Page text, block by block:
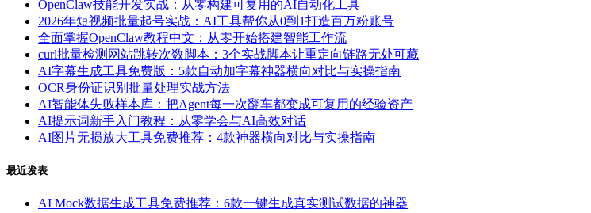
OpenClaw技能开发实战：从零构建可复用的AI自动化工具
2026年短视频批量起号实战：AI工具帮你从0到1打造百万粉账号
全面掌握OpenClaw教程中文：从零开始搭建智能工作流
curl批量检测网站跳转次数脚本：3个实战脚本让重定向链路无处可藏
AI字幕生成工具免费版：5款自动加字幕神器横向对比与实操指南
OCR身份证识别批量处理实战方法
AI智能体失败样本库：把Agent每一次翻车都变成可复用的经验资产
AI提示词新手入门教程：从零学会与AI高效对话
AI图片无损放大工具免费推荐：4款神器横向对比与实操指南
最近发表
AI Mock数据生成工具免费推荐：6款一键生成真实测试数据的神器